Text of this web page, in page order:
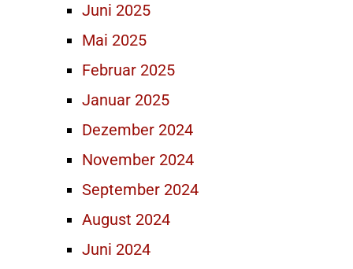
Juni 2025
Mai 2025
Februar 2025
Januar 2025
Dezember 2024
November 2024
September 2024
August 2024
Juni 2024